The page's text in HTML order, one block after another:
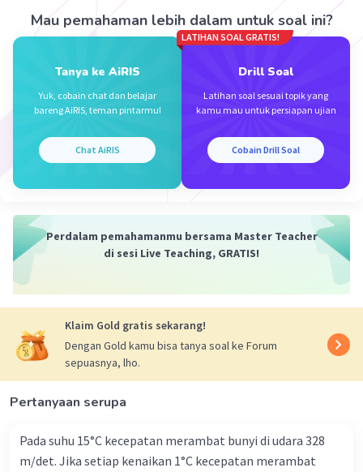
Beri Rating·5.0 (1 ) Balas
Mau pemahaman lebih dalam untuk soal ini?
Tanya ke AiRIS
Yuk, cobain chat dan belajar
bareng AiRIS, teman pintarmu!
Chat AiRIS
LATIHAN SOAL GRATIS!
Drill Soal
Latihan soal sesuai topik yang
kamu mau untuk persiapan ujian
Cobain Drill Soal
Perdalam pemahamanmu bersama Master Teacher
di sesi Live Teaching, GRATIS!
Klaim Gold gratis sekarang!
Dengan Gold kamu bisa tanya soal ke Forum
sepuasnya, lho.
Pertanyaan serupa
Pada suhu 15°C kecepatan merambat bunyi di udara 328
m/det. Jika setiap kenaikan 1°C kecepatan merambat